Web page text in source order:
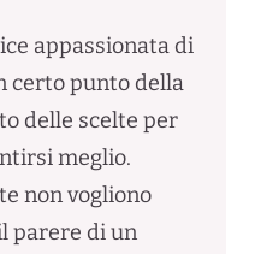
appassionata di
certo punto della
delle scelte per
meglio.
non vogliono
parere di un